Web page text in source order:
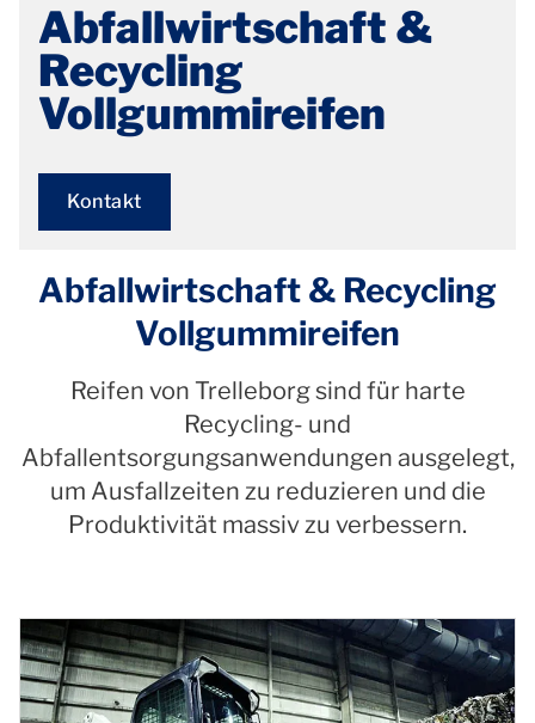
Abfallwirtschaft &
Recycling
Vollgummireifen
Kontakt
Abfallwirtschaft & Recycling
Vollgummireifen
Reifen von Trelleborg sind für harte
Recycling- und
Abfallentsorgungsanwendungen ausgelegt,
um Ausfallzeiten zu reduzieren und die
Produktivität massiv zu verbessern.